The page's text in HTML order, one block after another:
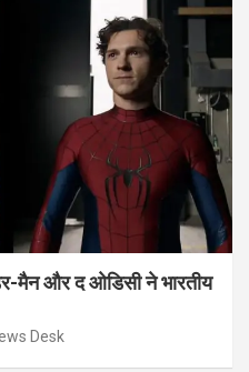
मैन और द ओडिसी ने भारतीय
Desk